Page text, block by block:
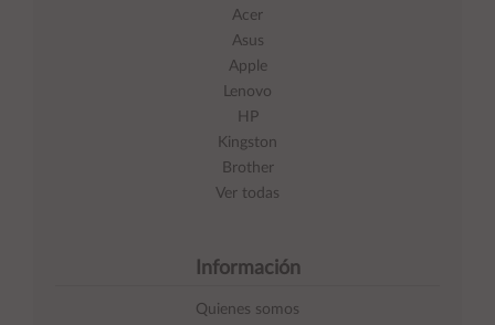
Acer
Asus
Apple
Lenovo
HP
Kingston
Brother
Ver todas
Información
Quienes somos